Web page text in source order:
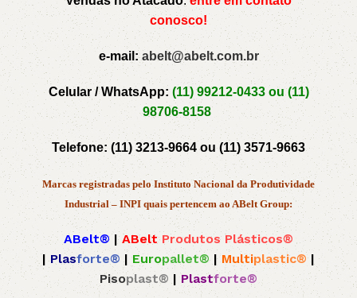
conosco!
e-mail: abelt@abelt.com.br
Celular / WhatsApp: (11) 99212-0433 ou(11)
98706-8158
Telefone: (11) 3213-9664 ou(11) 3571-9663
Marcas registradas pelo Instituto Nacional da Produtividade
Industrial – INPI quais pertencem ao ABelt Group:
ABelt®|ABeltProdutos Plásticos®
|Plasforte® | Europallet® | Multiplastic® |
Pisoplast® |Plastforte®